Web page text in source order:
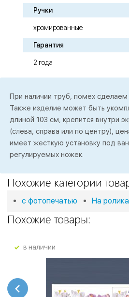
Ручки
хромированные
Гарантия
2 года
При наличии труб, помех сделаем
Также изделие может быть
длиной 103 см, крепится внутри
(слева, справа или по центру),
имеет жесткую установку под
регулируемых ножек.
Похожие категории
с фотопечатью На
Похожие товары:
в наличии